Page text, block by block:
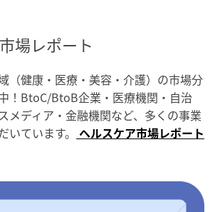
場レポート
（健康・医療・美容・介護）の市場分
！BtoC/BtoB企業・医療機関・自治
メディア・金融機関など、多くの事業
ています。 ヘルスケア市場レポート